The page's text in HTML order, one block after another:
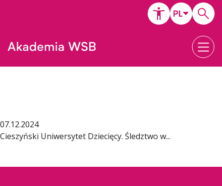
07.12.2024
Cieszyński Uniwersytet Dziecięcy. Śledztwo w...